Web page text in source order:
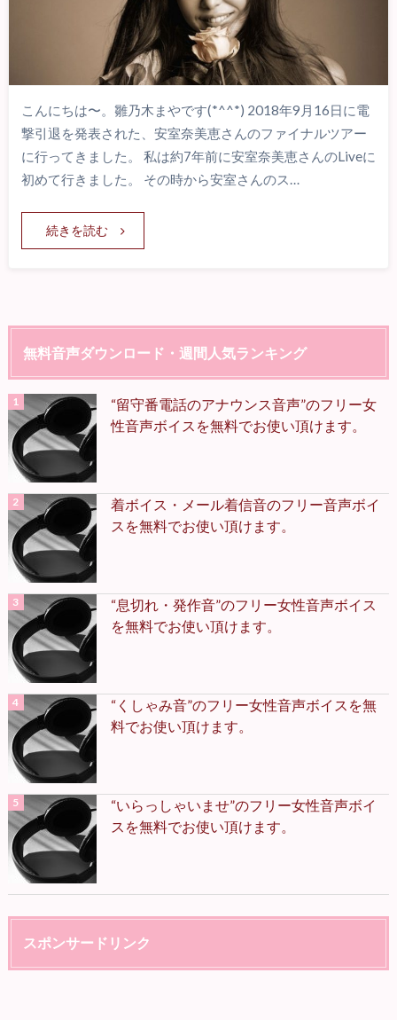
こんにちは〜。雛乃木まやです(*^^*) 2018年9月16日に電
撃引退を発表された、安室奈美恵さんのファイナルツアー
に行ってきました。 私は約7年前に安室奈美恵さんのLiveに
初めて行きました。 その時から安室さんのス…
続きを読む
無料音声ダウンロード・週間人気ランキング
“留守番電話のアナウンス音声”のフリー女
性音声ボイスを無料でお使い頂けます。
着ボイス・メール着信音のフリー音声ボイ
スを無料でお使い頂けます。
“息切れ・発作音”のフリー女性音声ボイス
を無料でお使い頂けます。
“くしゃみ音”のフリー女性音声ボイスを無
料でお使い頂けます。
“いらっしゃいませ”のフリー女性音声ボイ
スを無料でお使い頂けます。
スポンサードリンク